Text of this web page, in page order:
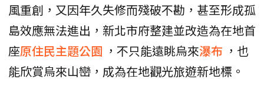
風重創，又因年久失修而殘破不勘，甚至形成孤
島效應無法進出，新北市府整建並改造為在地首
座原住民主題公園 ，不只能遠眺烏來瀑布 ，也
能欣賞烏來山巒，成為在地觀光旅遊新地標。